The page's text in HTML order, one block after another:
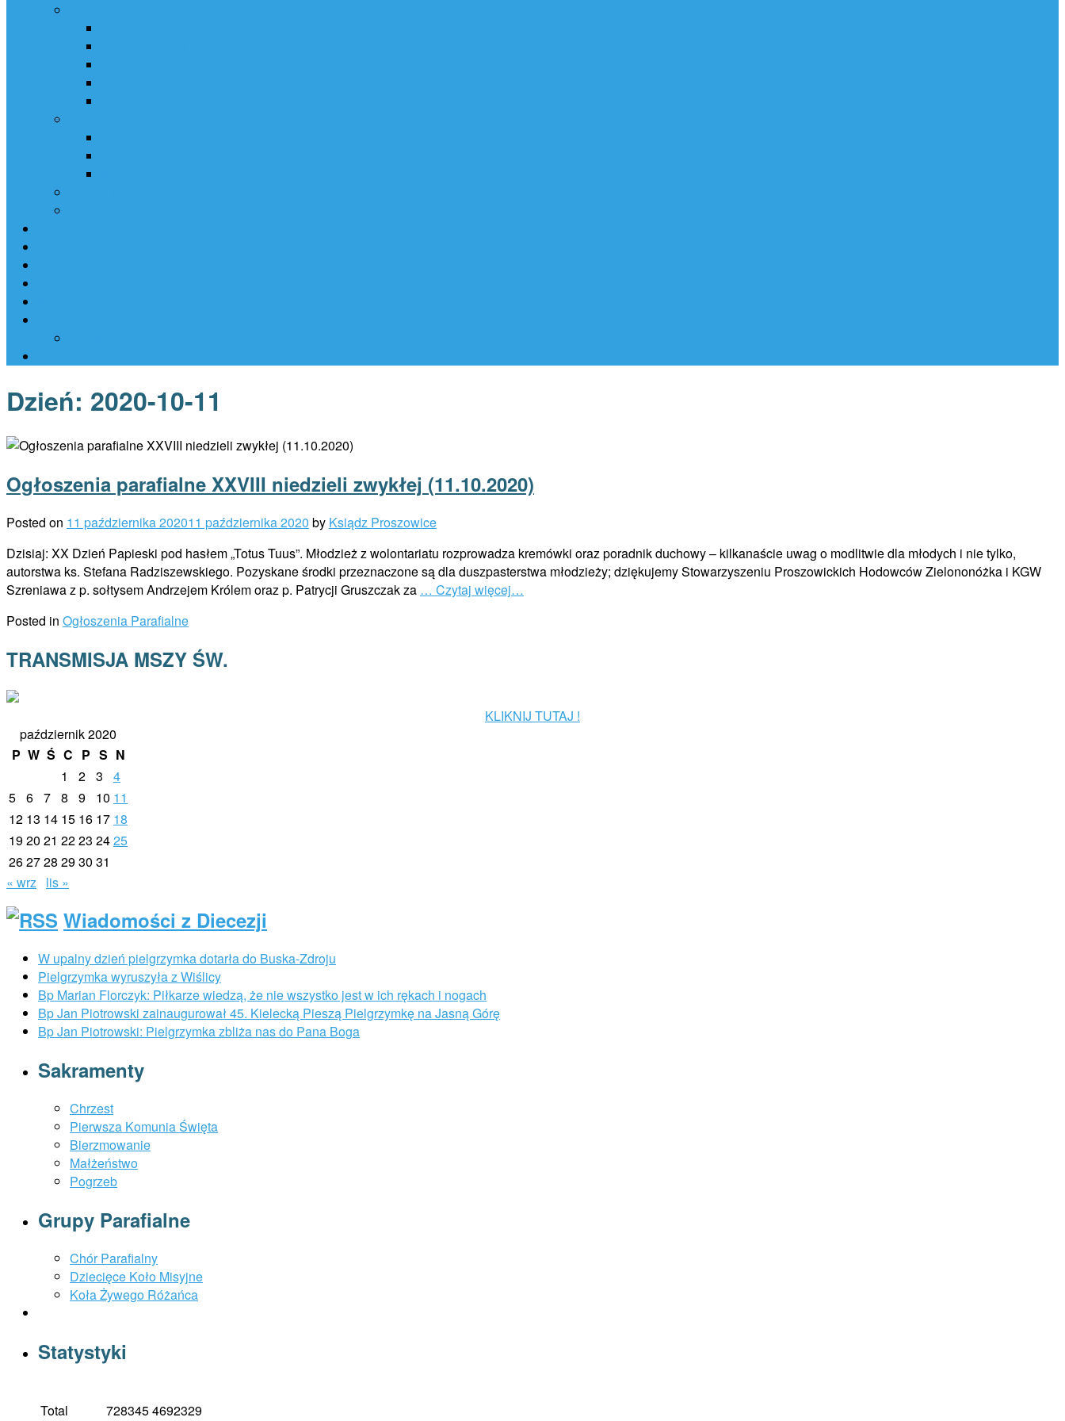
Dzień: 2020-10-11
Ogłoszenia parafialne XXVIII niedzieli zwykłej (11.10.2020)
Posted on 11 października 202011 października 2020 by Ksiądz Proszowice
Dzisiaj: XX Dzień Papieski pod hasłem „Totus Tuus”. Młodzież z wolontariatu rozprowadza kremówki oraz poradnik duchowy – kilkanaście uwag o modlitwie dla młodych i nie tylko,
autorstwa ks. Stefana Radziszewskiego. Pozyskane środki przeznaczone są dla duszpasterstwa młodzieży; dziękujemy Stowarzyszeniu Proszowickich Hodowców Zielononóżka i KGW
Szreniawa z p. sołtysem Andrzejem Królem oraz p. Patrycji Gruszczak za … Czytaj więcej…
Posted in Ogłoszenia Parafialne
TRANSMISJA MSZY ŚW.
KLIKNIJ TUTAJ !
październik 2020
P W Ś C P S N
1
2 3
4
5 6 7 8 9 10 11
12 13 14 15 16 17 18
1920 21 2223 2425
262728 2930 31
« wrz
lis »
Wiadomości z Diecezji
W upalny dzień pielgrzymka dotarła do Buska-Zdroju
Pielgrzymka wyruszyła z Wiślicy
Bp Marian Florczyk: Piłkarze wiedzą, że nie wszystko jest w ich rękach i nogach
Bp Jan Piotrowski zainaugurował 45. Kielecką Pieszą Pielgrzymkę na Jasną Górę
Bp Jan Piotrowski: Pielgrzymka zbliża nas do Pana Boga
Sakramenty
Chrzest
Pierwsza Komunia Święta
Bierzmowanie
Małżeństwo
Pogrzeb
Grupy Parafialne
Chór Parafialny
Dziecięce Koło Misyjne
Koła Żywego Różańca
Statystyki
Total 7283454692329